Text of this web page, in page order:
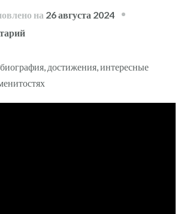
на 26 августа 2024
к
Карин
Кнайсль